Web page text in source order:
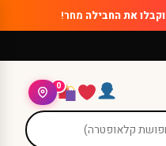
וקבלו את החבילה מחר!
0